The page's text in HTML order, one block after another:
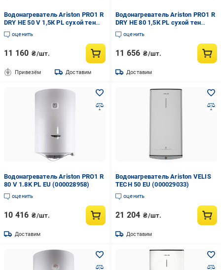
Водонагреватель Ariston PRO1 R
DRY HE 50 V 1,5К PL сухой тен
(000018469)
оценить
11 160 ₴/шт.
Привезём Доставим
Водонагреватель Ariston PRO1 R
DRY HE 80 1,5К PL сухой тен
(000018470)
оценить
11 656 ₴/шт.
Доставим
Водонагреватель Ariston PRO1 R
80 V 1.8K PL EU (000028958)
оценить
10 416 ₴/шт.
Доставим
Водонагреватель Ariston VELIS
TECH 50 EU (000029033)
оценить
21 204 ₴/шт.
Доставим